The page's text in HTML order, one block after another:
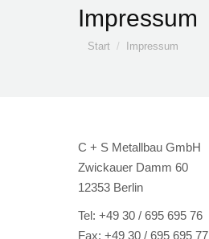
Impressum
Sie befinden sich hier:
Start Impressum
C + S Metallbau GmbH
Zwickauer Damm 60
12353 Berlin
Tel: +49 30 / 695 695 76
Fax: +49 30 / 695 695 77